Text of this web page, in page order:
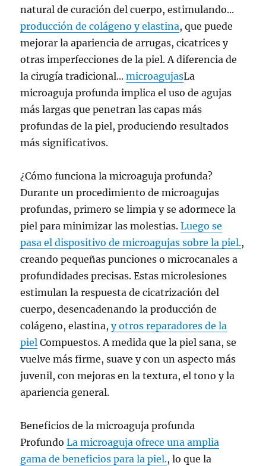
natural de curación del cuerpo, estimulando...
producción de colágeno y elastina, que puede
mejorar la apariencia de arrugas, cicatrices y
otras imperfecciones de la piel. A diferencia de
la cirugía tradicional...microagujasLa
microaguja profunda implica el uso de agujas
más largas que penetran las capas más
profundas de la piel, produciendo resultados
más significativos.
¿Cómo funciona la microaguja profunda?
Durante un procedimiento de microagujas
profundas, primero se limpia y se adormece la
piel para minimizar las molestias.Luego se
pasa el dispositivo de microagujas sobre la piel.,
creando pequeñas punciones o microcanales a
profundidades precisas. Estas microlesiones
estimulan la respuesta de cicatrización del
cuerpo, desencadenando la producción de
colágeno, elastina,y otros reparadores de la
piel Compuestos. A medida que la piel sana, se
vuelve más firme, suave y con un aspecto más
juvenil, con mejoras en la textura, el tono y la
apariencia general.
Beneficios de la microaguja profunda
ProfundoLa microaguja ofrece una amplia
gama de beneficios para la piel., lo que la